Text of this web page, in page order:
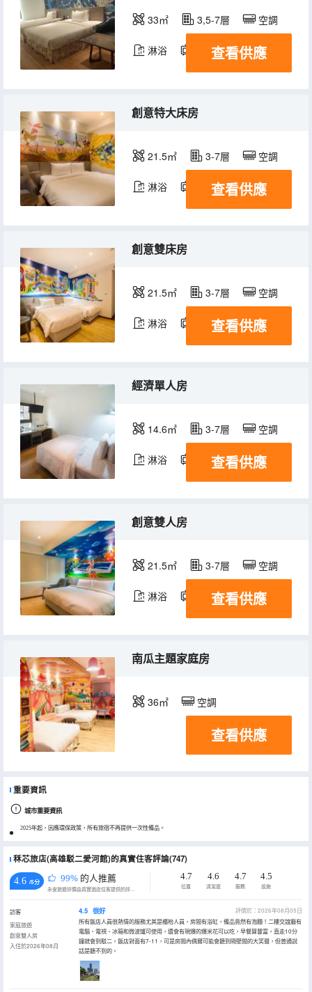
33㎡ 3,5-7層 空調
淋浴 電視機 冰箱
查看供應
創意特大床房
21.5㎡ 3-7層 空調
淋浴 電視機 冰箱
查看供應
創意雙床房
21.5㎡ 3-7層 空調
淋浴 電視機 冰箱
查看供應
經濟單人房
14.6㎡ 3-7層 空調
淋浴 電視機 冰箱
查看供應
創意雙人房
21.5㎡ 3-7層 空調
淋浴 電視機 冰箱
查看供應
南瓜主題家庭房
36㎡ 空調
查看供應
重要資訊
城市重要資訊
2025年起，因應環保政策，所有旅宿不再提供一次性備品。
秝芯旅店(高雄駁二愛河館)的真實住客評論(747)
4.6 /5分 99% 的人推薦
永安旅遊評價由真實酒店住客提供的評價。
4.7
位置
4.6
清潔度
4.7
服務
4.5
設施
訪客
家庭旅遊
創意雙人房
入住於2026年08月
4.5 很好
評價於：2026年08月05日
所有飯店人員很熱情的服務尤其是櫃枱人員，房間有浴缸，備品竟然有泡麵！二樓交誼廳有
電腦、電視、冰箱和微波爐可使用，還會有現爆的爆米花可以吃，早餐算豐富，直走10分
鐘就會到駁二，飯店對面有7-11，可是房間內偶爾可能會聽到隔壁間的大笑聲，但普通說
話是聽不到的。